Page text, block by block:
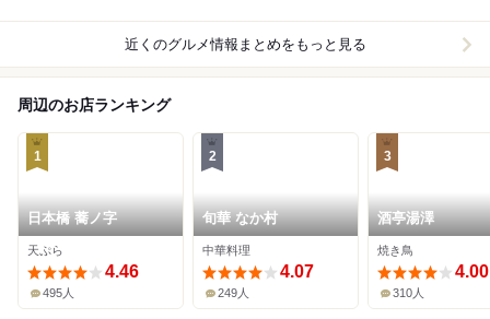
近くのグルメ情報まとめをもっと見る
周辺のお店ランキング
1
日本橋 蕎ノ字
天ぷら
4.46
495人
2
旬華 なか村
中華料理
4.07
249人
3
酒亭湯澤
焼き鳥
4.00
310人